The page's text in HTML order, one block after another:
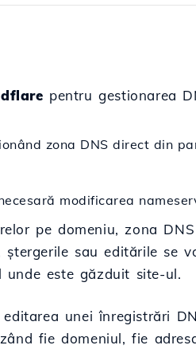
pentru gestionarea
zona DNS direct din
modificarea
pe domeniu, zona
ștergerile sau editările se
este găzduit site-ul.
unei înregistrări
fie domeniul, fie